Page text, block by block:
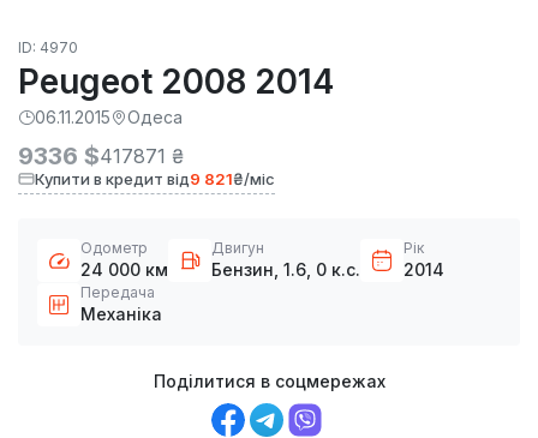
ID: 4970
Peugeot 2008 2014
06.11.2015 Одеса
9336 $417871 ₴
Купити в кредит від9 821₴/міс
Одометр
24 000 км
Двигун
Бензин, 1.6, 0 к.с.
Рік
2014
Передача
Механіка
Поділитися в соцмережах